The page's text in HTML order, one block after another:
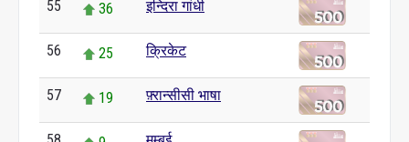
55 36 इन्दिरा गांधी
56 25 क्रिकेट
57 19 फ़्रान्सीसी भाषा